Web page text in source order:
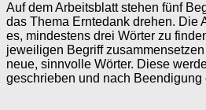
Auf dem Arbeitsblatt stehen fünf
das Thema Erntedank drehen. Die
es, mindestens drei Wörter zu
jeweiligen Begriff
neue, sinnvolle Wörter. Diese
geschrieben und nach